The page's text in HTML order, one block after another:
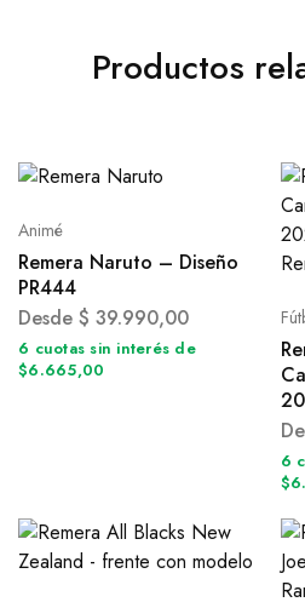
Productos
Animé
Remera Naruto – Diseño
PR444
Desde $ 39.990,00
6 cuotas sin interés de
$6.665,00
6